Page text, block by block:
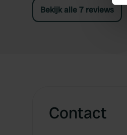
Bekijk alle 7 reviews
Contact